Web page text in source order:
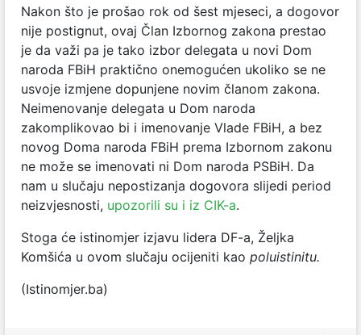
Nakon što je prošao rok od šest mjeseci, a dogovor
nije postignut, ovaj Član Izbornog zakona prestao
je da važi pa je tako izbor delegata u novi Dom
naroda FBiH praktično onemogućen ukoliko se ne
usvoje izmjene dopunjene novim članom zakona.
Neimenovanje delegata u Dom naroda
zakomplikovao bi i imenovanje Vlade FBiH, a bez
novog Doma naroda FBiH prema Izbornom zakonu
ne može se imenovati ni Dom naroda PSBiH. Da
nam u slučaju nepostizanja dogovora slijedi period
neizvjesnosti, upozorili su i iz CIK-a.
Stoga će istinomjer izjavu lidera DF-a, Željka
Komšića u ovom slučaju ocijeniti kao poluistinitu.
(Istinomjer.ba)